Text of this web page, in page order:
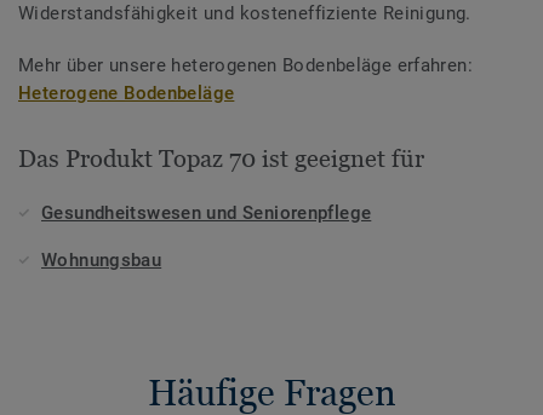
Widerstandsfähigkeit und kosteneffiziente Reinigung.
Mehr über unsere heterogenen Bodenbeläge erfahren:
Heterogene Bodenbeläge
Das Produkt Topaz 70 ist geeignet für
Gesundheitswesen und Seniorenpflege
Wohnungsbau
Häufige Fragen